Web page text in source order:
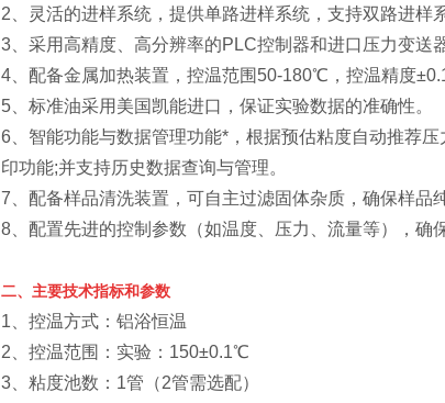
2、灵活的进样系统，提供单路进样系统，支持双路进样
3、采用高精度、高分辨率的PLC控制器和进口压力变送
4、配备金属加热装置，控温范围50-180℃，控温精度
5、标准油采用美国凯能进口，保证实验数据的准确性。
6、智能功能与数据管理功能*，根据预估粘度自动推荐
印功能;并支持历史数据查询与管理。
7、配备样品清洗装置，可自主过滤固体杂质，确保样品
8、配置先进的控制参数（如温度、压力、流量等），确
二、主要技术指标和参数
1、控温方式：铝浴恒温
2、控温范围：实验：150±0.1℃
3、粘度池数：1管（2管需选配）